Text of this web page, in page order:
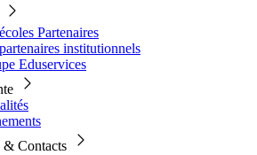
Partenaires
institutionnels
Eduservices
& Contacts